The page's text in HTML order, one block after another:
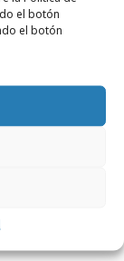
el botón
el botón